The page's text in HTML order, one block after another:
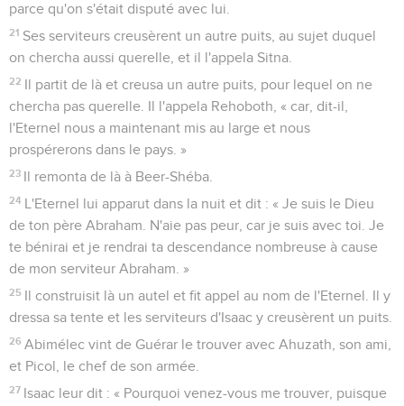
parce qu'on s'était disputé avec lui.
21 Ses serviteurs creusèrent un autre puits, au sujet duquel
on chercha aussi querelle, et il l'appela Sitna.
22 Il partit de là et creusa un autre puits, pour lequel on ne
chercha pas querelle. Il l'appela Rehoboth, « car, dit-il,
l'Eternel nous a maintenant mis au large et nous
prospérerons dans le pays. »
23 Il remonta de là à Beer-Shéba.
24 L'Eternel lui apparut dans la nuit et dit : « Je suis le Dieu
de ton père Abraham. N'aie pas peur, car je suis avec toi. Je
te bénirai et je rendrai ta descendance nombreuse à cause
de mon serviteur Abraham. »
25 Il construisit là un autel et fit appel au nom de l'Eternel. Il y
dressa sa tente et les serviteurs d'Isaac y creusèrent un puits.
26 Abimélec vint de Guérar le trouver avec Ahuzath, son ami,
et Picol, le chef de son armée.
27 Isaac leur dit : « Pourquoi venez-vous me trouver, puisque